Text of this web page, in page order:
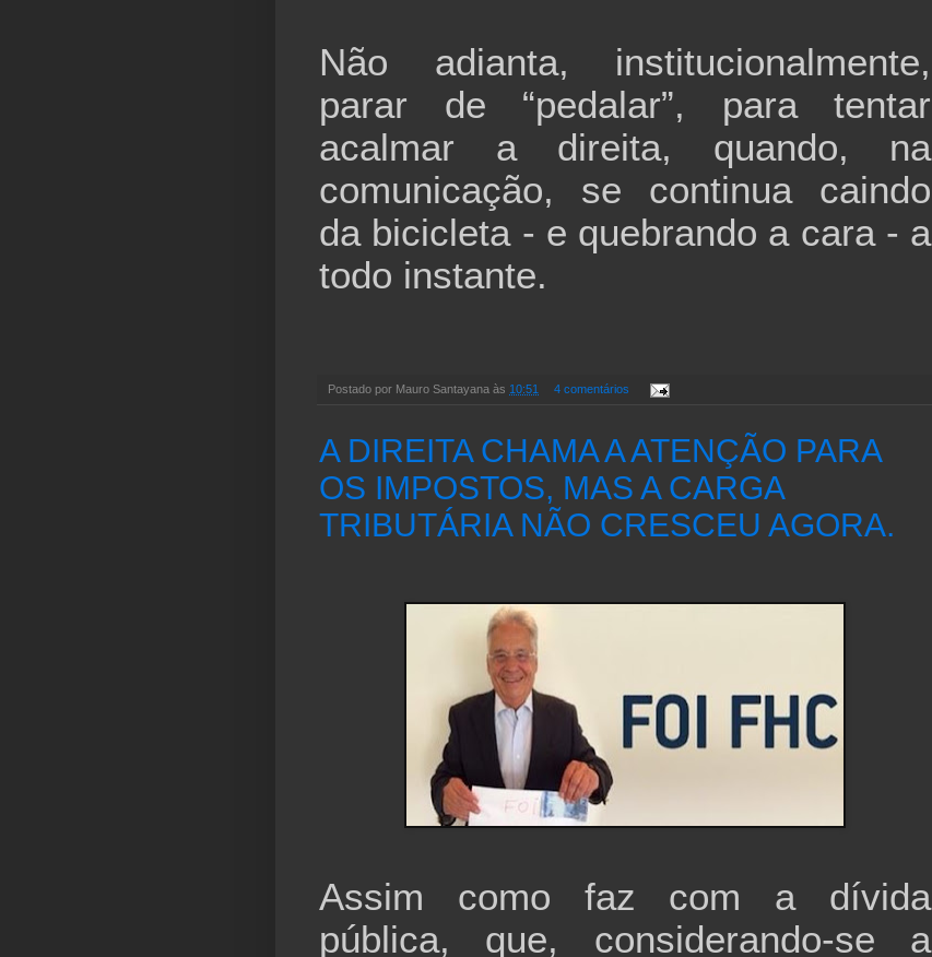
Não adianta, institucionalmente,
parar de “pedalar”, para tentar
acalmar a direita, quando, na
comunicação, se continua caindo
da bicicleta - e quebrando a cara - a
todo instante.
Postado por Mauro Santayana às 10:51 4 comentários
A DIREITA CHAMA A ATENÇÃO PARA
OS IMPOSTOS, MAS A CARGA
TRIBUTÁRIA NÃO CRESCEU AGORA.
Assim como faz com a dívida
pública, que, considerando-se a